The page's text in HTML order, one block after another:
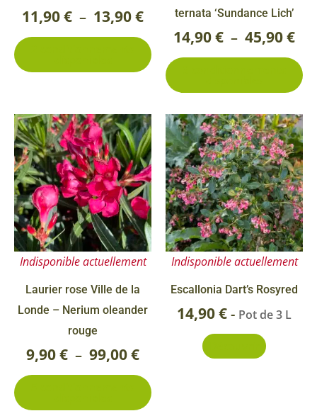
11,90€ – 13,90€
page
produit
ternata ‘Sundance Lich’
14,90€ – 45,90€
du
Indisponible actuellement
Laurier rose Ville de la
Londe – Nerium oleander
rouge
9,90€ – 99,00€
Plage
de
prix :
9,90 €
à
99,00 €
Ce
produit
a
plusieurs
variations.
Les
options
peuvent
être
choisies
du
Indisponible actuellement
Escallonia Dart’s Rosyred
14,90€- Pot de 3 L